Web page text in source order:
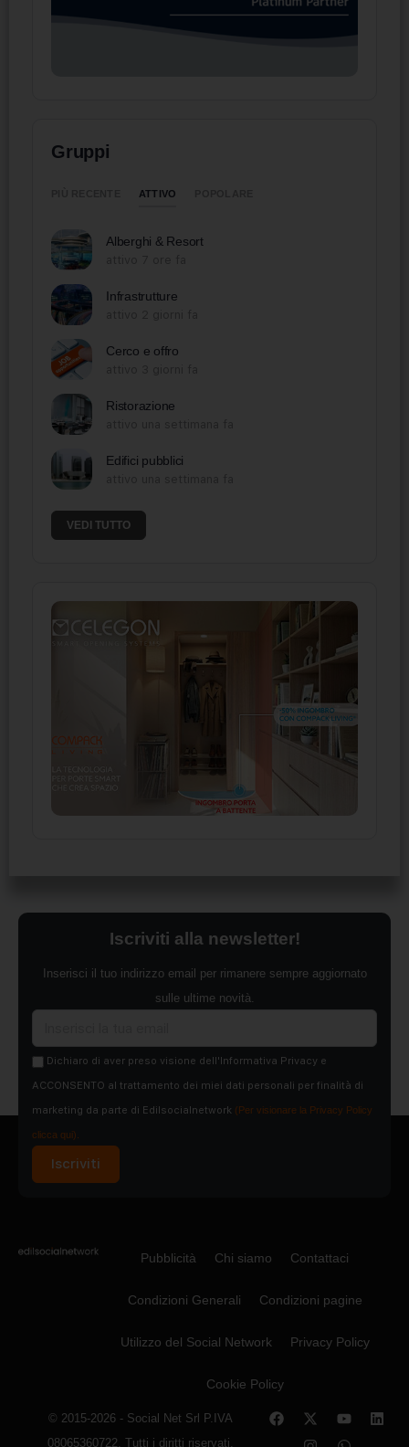
Gruppi
ATTIVO
Alberghi & Resort
Infrastrutture
Cerco e offro
Ristorazione
Edifici pubblici
VEDI TUTTO
Iscriviti alla newsletter!
Inserisci il tuo indirizzo email per rimanere sempre aggiornato
sulle ultime novità.
Dichiaro di aver preso visione dell'Informativa Privacy e
ACCONSENTO al trattamento dei miei dati personali per finalità di
marketing da parte di Edilsocialnetwork (Per visionare la Privacy Policy
clicca qui).
Iscriviti
Pubblicità Chi siamo Contattaci
Condizioni Generali Condizioni pagine
Utilizzo del Social Network Privacy Policy
Cookie Policy
© 2015-2026 - Social Net Srl P.IVA
08065360722. Tutti i diritti riservati.